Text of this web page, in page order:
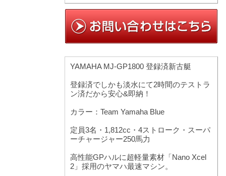
YAMAHA MJ-GP1800 登録済新古艇
登録済でしかも淡水にて2時間のテストラ
ン済だから安心&即納！
カラー：Team Yamaha Blue
定員3名・1,812cc・4ストローク・スーパ
ーチャージャー250馬力
高性能GPハルに超軽量素材「Nano Xcel
2」採用のヤマハ最速マシン。